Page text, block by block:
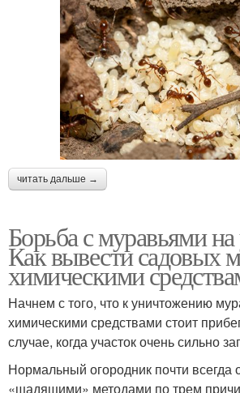
читать дальше →
Борьба с муравьями на
Как вывести садовых
химическими
Начнем с того, что к уничтожению
химическими средствами стоит
случае, когда участок очень сильно
Нормальный огородник почти всегда
«щадящими» методами по трем